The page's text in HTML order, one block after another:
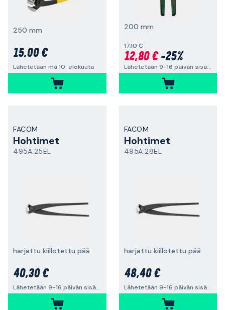
250 mm
15,00 €
Lähetetään ma 10. elokuuta
200 mm
17,10 €
12,80 €-25%
Lähetetään 9-16 päivän sisällä
FACOM
Hohtimet
495A.25EL
harjattu kiillotettu pää
40,30 €
Lähetetään 9-16 päivän sisällä
FACOM
Hohtimet
495A.28EL
harjattu kiillotettu pää
48,40 €
Lähetetään 9-16 päivän sisällä